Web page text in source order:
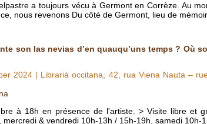
a toujours vécu à Germont en Corrèze. Au
nous revenons Du côté de Germont, lieu de
son las nevias d’en quauqu’uns temps ? Où
2024 | Librariá occitana, 42, rua Viena Nauta –
à 18h en présence de l'artiste. > Visite libre et
mercredi & vendredi 10h-13h / 15h-19h, samedi